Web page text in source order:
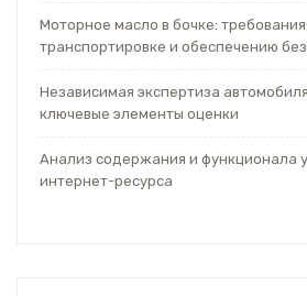
Моторное масло в бочке:
транспортировке и обеспечению
Независимая экспертиза
ключевые элементы оценки
Анализ содержания и функционала
интернет-ресурса